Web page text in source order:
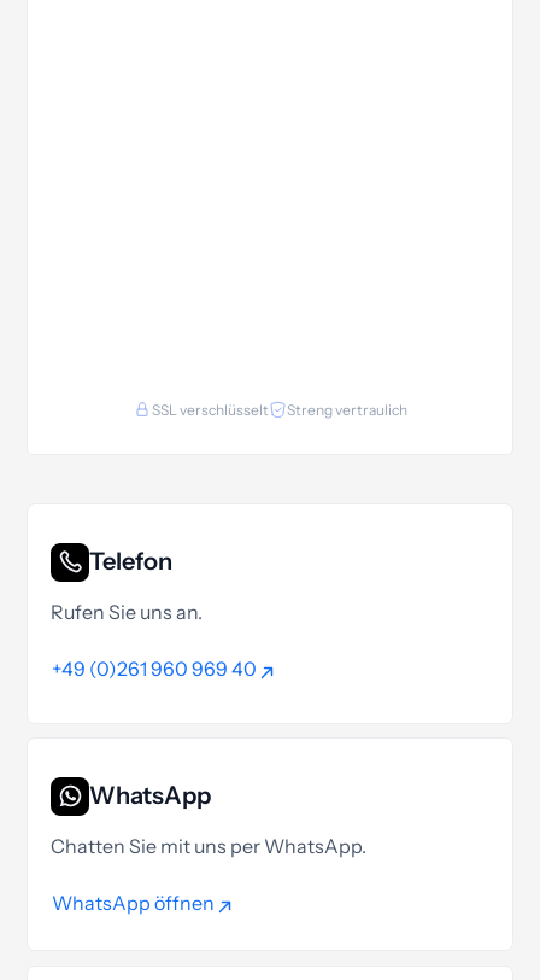
SSL verschlüsselt Streng vertraulich
Telefon
Rufen Sie uns an.
+49 (0)261 960 969 40
WhatsApp
Chatten Sie mit uns per WhatsApp.
WhatsApp öffnen